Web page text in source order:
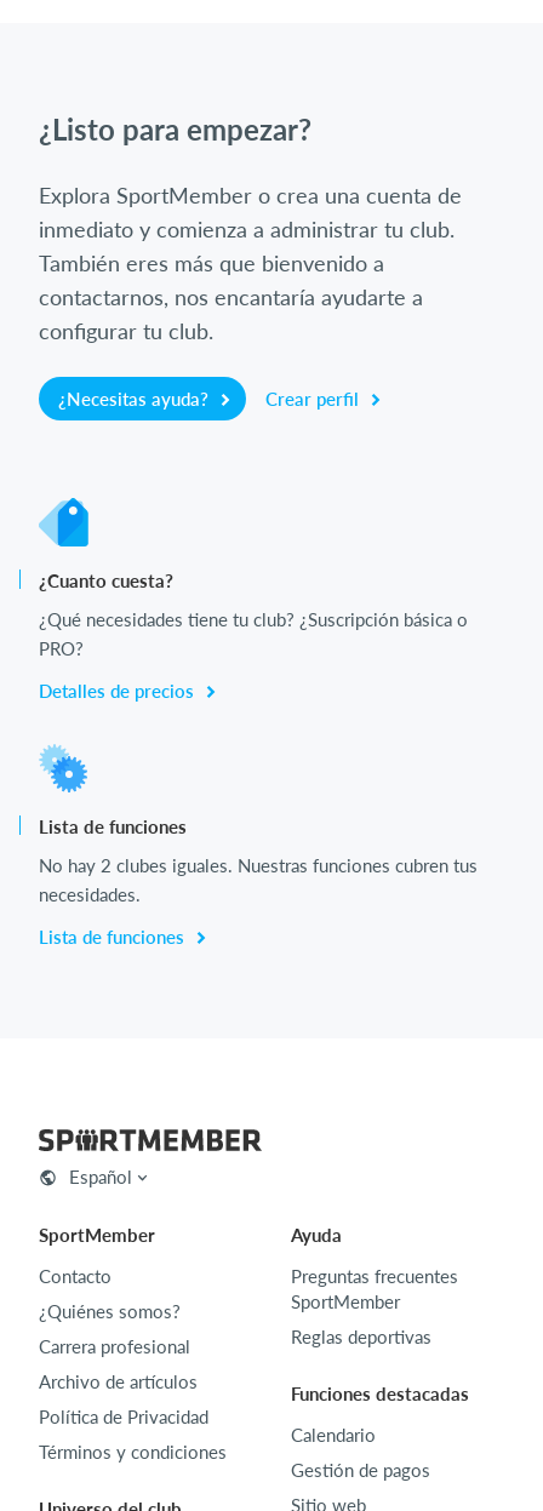
¿Listo para empezar?
Explora SportMember o crea una cuenta de
inmediato y comienza a administrar tu club.
También eres más que bienvenido a
contactarnos, nos encantaría ayudarte a
configurar tu club.
¿Necesitas ayuda? Crear perfil
¿Cuanto cuesta?
¿Qué necesidades tiene tu club? ¿Suscripción básica o
PRO?
Detalles de precios
Lista de funciones
No hay 2 clubes iguales. Nuestras funciones cubren tus
necesidades.
Lista de funciones
Español
SportMember
Contacto
¿Quiénes somos?
Carrera profesional
Archivo de artículos
Política de Privacidad
Términos y condiciones
Ayuda
Preguntas frecuentes
SportMember
Reglas deportivas
Funciones destacadas
Calendario
Gestión de pagos
Sitio web